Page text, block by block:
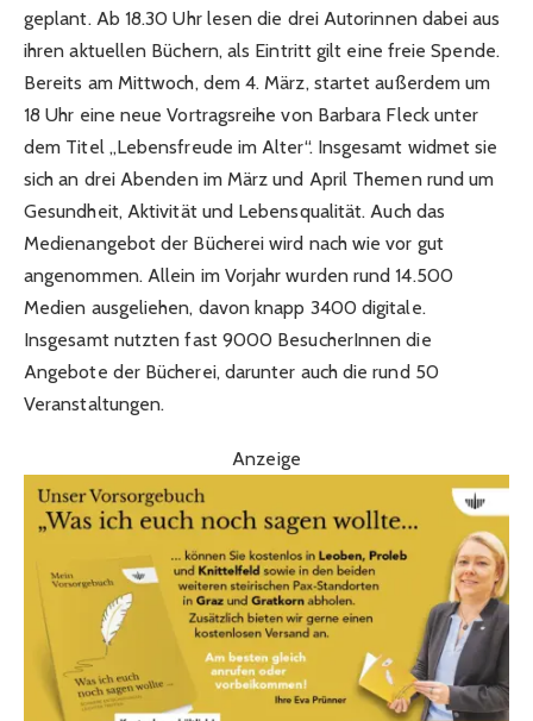
geplant. Ab 18.30 Uhr lesen die drei Autorinnen dabei aus
ihren aktuellen Büchern, als Eintritt gilt eine freie Spende.
Bereits am Mittwoch, dem 4. März, startet außerdem um
18 Uhr eine neue Vortragsreihe von Barbara Fleck unter
dem Titel „Lebensfreude im Alter“. Insgesamt widmet sie
sich an drei Abenden im März und April Themen rund um
Gesundheit, Aktivität und Lebensqualität. Auch das
Medienangebot der Bücherei wird nach wie vor gut
angenommen. Allein im Vorjahr wurden rund 14.500
Medien ausgeliehen, davon knapp 3400 digitale.
Insgesamt nutzten fast 9000 BesucherInnen die
Angebote der Bücherei, darunter auch die rund 50
Veranstaltungen.
Anzeige